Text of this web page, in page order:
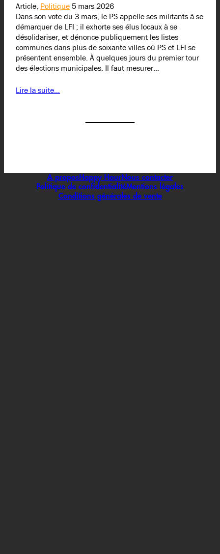
Article, Politique5 mars 2026
Dans son vote du 3 mars, le PS appelle ses militants à se
démarquer de LFI ; il exhorte ses élus locaux à se
désolidariser, et dénonce publiquement les listes
communes dans plus de soixante villes où PS et LFI se
présentent ensemble. À quelques jours du premier tour
des élections municipales. Il faut mesurer…
Lire la suite…
A propos Happy HourNous contacter
Politique de confidentialitéMentions légales
Conditions générales de vente